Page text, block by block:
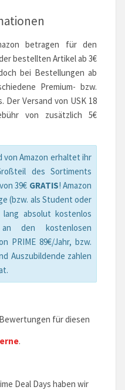
betragen für den
bestellten Artikel ab 3€
bei Bestellungen ab
Premium- bzw.
Der Versand von USK 18
von zusätzlich 5€
von Amazon erhaltet ihr
des Sortiments
39€ GRATIS! Amazon
(bzw. als Student oder
absolut kostenlos
den kostenlosen
PRIME 89€/Jahr, bzw.
Auszubildende zahlen
für diesen
.
Deal Days haben wir